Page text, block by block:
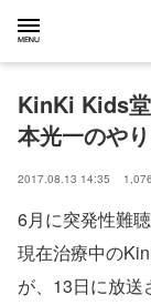
KinKi Kids
本光一のや
2017.08.13 14:35
6月に突発性難
現在治療中の
が、13日に放